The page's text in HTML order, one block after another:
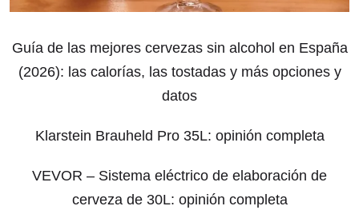
Guía de las mejores cervezas sin alcohol en España
(2026): las calorías, las tostadas y más opciones y
datos
Klarstein Brauheld Pro 35L: opinión completa
VEVOR – Sistema eléctrico de elaboración de
cerveza de 30L: opinión completa